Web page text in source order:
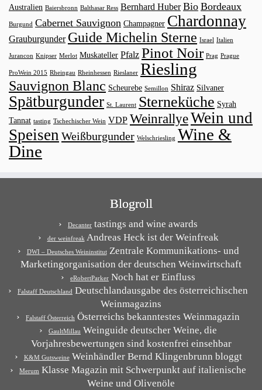
Australien Baiersbronn Balthasar Ress Bernhard Huber Bio Bordeaux
Burgund Cabernet Sauvignon Champagner Chardonnay
Grauburgunder Guide Michelin Sterne Israel Italien
Jurancon Knipser Merlot Muskateller Pfalz Pinot Noir Prag Prague
ProWein 2015 Rheingau Rheinhessen Rieslaner Riesling
Sauvignon Blanc Scheurebe Semillon Shiraz Silvaner
Spätburgunder St. Laurent Sterneküche Syrah
Tannat tasting Tschechischer Wein VDP WeinrallyeWein und
Speisen Weißburgunder Welschriesling Wine &
Dine
Blogroll
Decanter tastings and wine awards
der weinfreakAndreas Heck ist der Weinfreak
DWI – Deutsches WeininstitutZentrale Kommunikations- und
Marketingorganisation der deutschen Weinwirtschaft
eRobertParker Noch hat er Einfluss
Falstaff Deutschland Deutschlandausgabe des österreichischen
Weinmagazins
Falstaff Österreich Österreichs bekanntestes Weinmagazin
GaultMillau Weinguide deutscher Weine, die
Vorjahresbewertungen sind kostenfrei einsehbar
K&M GutsweineWeinhändler Bernd Klingenbrunn bloggt
Merum Klasse Magazin mit Schwerpunkt auf italienische
Weine und Olivenöle